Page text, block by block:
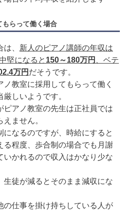
もらって働く場合
、 新人のピアノ講師の年収は
中堅になると 150～180万円
、ベテ
万円 だそうです。
教室に採用してもらって働く
しいようです。
ピアノ教室の先生は正社員では
ません。
になるのですが、時給にすると
る程度、歩合制の場合でも月謝
いかれるので収入はかなり少な
生徒が減るとそのまま減収にな
の仕事を掛け持ちしている人が